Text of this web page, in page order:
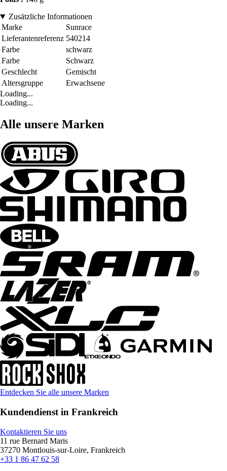
Zusätzliche Informationen
Marke
Sunrace
Lieferantenreferenz 540214
Farbe
schwarz
Farbe
Schwarz
Geschlecht
Gemischt
Altersgruppe
Erwachsene
Loading...
Loading...
Alle unsere Marken
Entdecken Sie alle unsere Marken
Kundendienst in Frankreich
Kontaktieren Sie uns
11 rue Bernard Maris
37270 Montlouis-sur-Loire, Frankreich
+33 1 86 47 62 58